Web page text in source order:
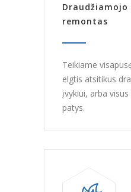
remontas
Teikiame
elgtis atsitikus
įvykiui, arba
patys.